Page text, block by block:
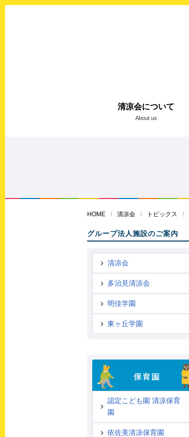
清凉会について
About us
HOME 清凉会 トピックス
グループ法人施設のご案内
清凉会
多治見清凉会
明佳学園
東ヶ丘学園
認定こども園 清凉保育
園
依佐美清凉保育園